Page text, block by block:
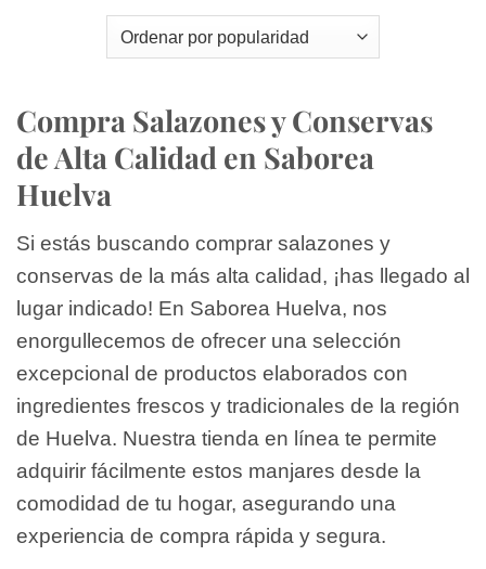
Compra Salazones y Conservas
de Alta Calidad en Saborea
Huelva
Si estás buscando comprar salazones y
conservas de la más alta calidad, ¡has llegado al
lugar indicado! En Saborea Huelva, nos
enorgullecemos de ofrecer una selección
excepcional de productos elaborados con
ingredientes frescos y tradicionales de la región
de Huelva. Nuestra tienda en línea te permite
adquirir fácilmente estos manjares desde la
comodidad de tu hogar, asegurando una
experiencia de compra rápida y segura.